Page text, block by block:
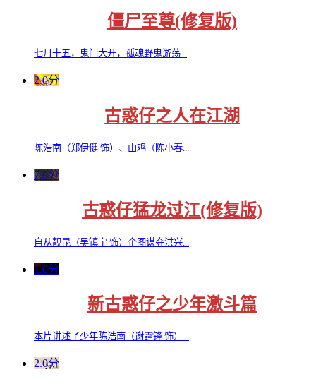
僵尸至尊(修复版)
七月十五，鬼门大开，孤魂野鬼游荡...
2.0分
古惑仔之人在江湖
陈浩南（郑伊健 饰）、山鸡（陈小春...
7.0分
古惑仔猛龙过江(修复版)
自从靓昆（吴镇宇 饰）企图谋夺洪兴...
1.0分
新古惑仔之少年激斗篇
本片讲述了少年陈浩南（谢霆锋 饰）...
2.0分